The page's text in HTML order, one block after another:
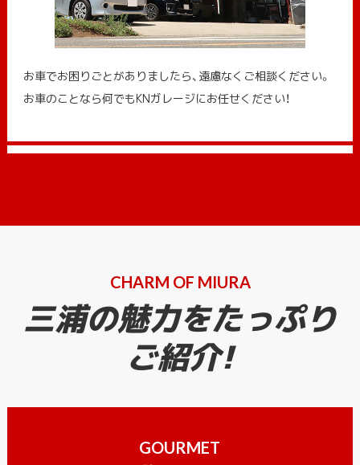
お車でお困りごとがありましたら、遠慮なくご相談ください。
お車のことなら何でもKNガレージにお任せください！
CHARM OF MIURA
三浦の魅力をたっぷり
ご紹介!
GOURMET